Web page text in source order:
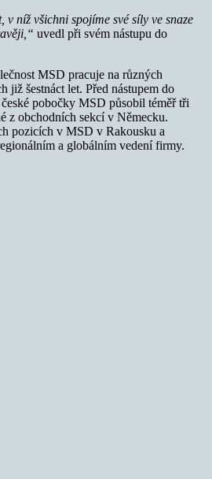
v níž všichni spojíme své síly ve snaze
uvedl při svém nástupu do
MSD pracuje na různých
již šestnáct let. Před nástupem do
pobočky MSD působil téměř tři
z obchodních sekcí v Německu.
pozicích v MSD v Rakousku a
a globálním vedení firmy.